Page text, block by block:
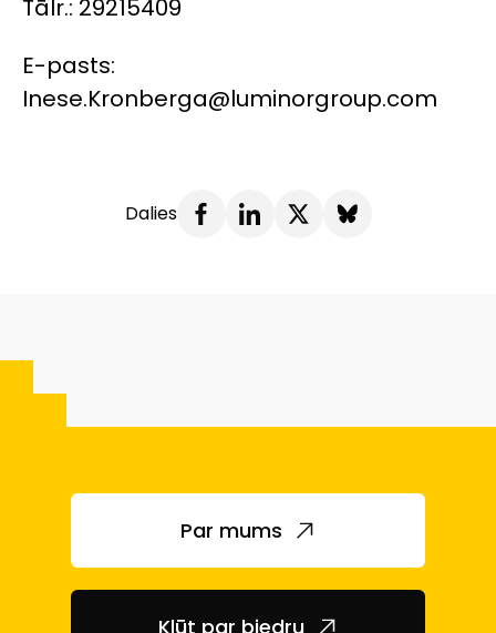
Tālr.: 29215409
E-pasts:
Inese.Kronberga@luminorgroup.com
Dalies
Par mums
Kļūt par biedru